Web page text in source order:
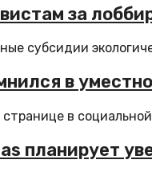
за
субсидии
в
в
планирует